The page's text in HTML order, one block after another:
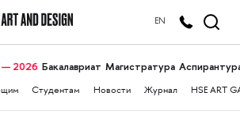
EN
— 2026 Бакалавриат Магистратура
Студентам Новости Журнал HSE ART